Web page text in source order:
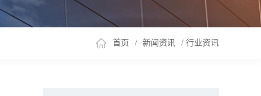
首页 / 新闻资讯 / 行业资讯